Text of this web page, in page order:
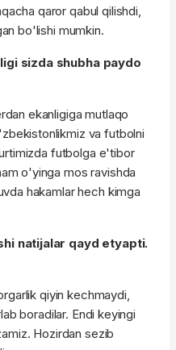
qaror qabul qilishdi,
bo'lishi mumkin.
sizda shubha paydo
ekanligiga mutlaqo
va futbolni
futbolga e'tibor
o'yinga mos ravishda
hakamlar hech kimga
natijalar qayd etyapti.
qiyin kechmaydi,
boradilar. Endi keyingi
Hozirdan sezib